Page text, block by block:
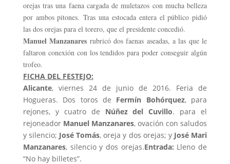
orejas tras una faena cargada de muletazos con mucha belleza
por ambos pitones. Tras una estocada entera el público pidió
las dos orejas para el torero, que el presidente concedió.
Manuel Manzanares rubricó dos faenas aseadas, a las que le
faltaron conexión con los tendidos para poder conseguir algún
trofeo.
FICHA DEL FESTEJO:
Alicante, viernes 24 de junio de 2016. Feria de
Hogueras. Dos toros de Fermín Bohórquez, para
rejones, y cuatro de Núñez del Cuvillo. para el
rejoneador Manuel Manzanares, ovación con saludos
y silencio; José Tomás, oreja y dos orejas; y José Mari
Manzanares, silencio y dos orejas.Entrada: Lleno de
“No hay billetes”.